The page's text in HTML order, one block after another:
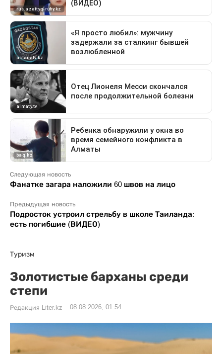
Следующая новость
Фанатке загара наложили 60 швов на лицо
Предыдущая новость
Подросток устроил стрельбу в школе Таиланда:
есть погибшие (ВИДЕО)
Туризм
Золотистые барханы среди
степи
Редакция Liter.kz 08.08.2026, 01:54